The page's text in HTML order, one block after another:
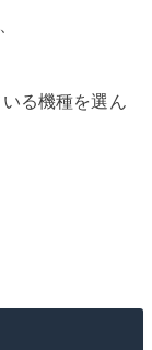
る機種を選ん